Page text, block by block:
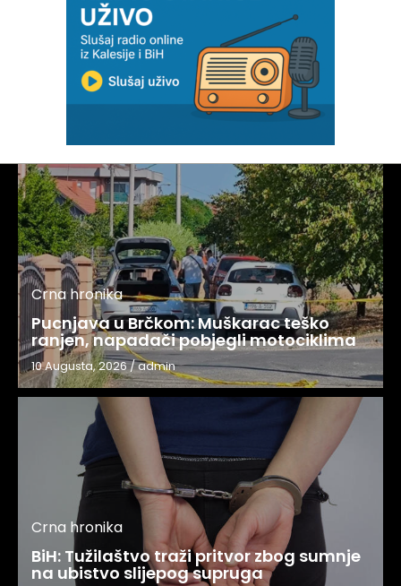
Crna hronika
Pucnjava u Brčkom: Muškarac teško
ranjen, napadači pobjegli motociklima
10 Augusta, 2026/admin
Crna hronika
BiH: Tužilaštvo traži pritvor zbog sumnje
na ubistvo slijepog supruga